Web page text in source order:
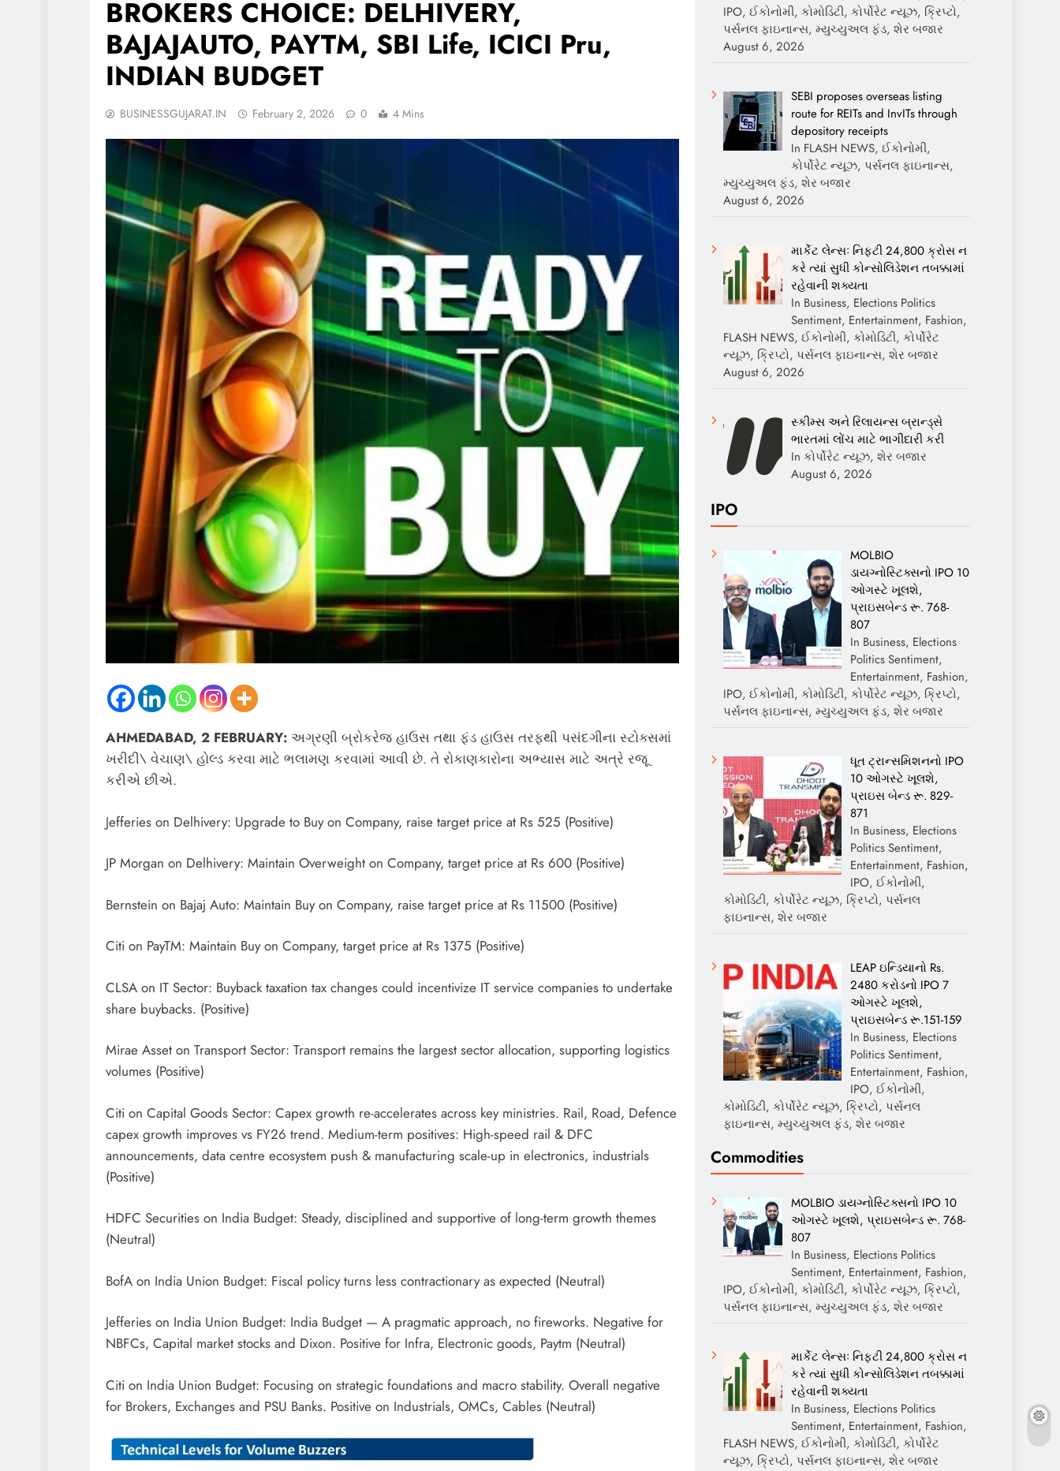
BROKERS CHOICE: DELHIVERY,
BAJAJAUTO, PAYTM, SBI Life, ICICI Pru,
INDIAN BUDGET
BUSINESSGUJARAT.IN February 2, 2026 0 4 Mins
AHMEDABAD, 2 FEBRUARY: અગ્રણી બ્રોકરેજ હાઉસ તથા ફંડ હાઉસ તરફથી પસંદગીના સ્ટોક્સમાં
ખરીદી\ વેચાણ\ હોલ્ડ કરવા માટે ભલામણ કરવામાં આવી છે. તે રોકાણકારોના અભ્યાસ માટે અત્રે રજૂ
કરીએ છીએ.
Jefferies on Delhivery: Upgrade to Buy on Company, raise target price at Rs 525 (Positive)
JP Morgan on Delhivery: Maintain Overweight on Company, target price at Rs 600 (Positive)
Bernstein on Bajaj Auto: Maintain Buy on Company, raise target price at Rs 11500 (Positive)
Citi on PayTM: Maintain Buy on Company, target price at Rs 1375 (Positive)
CLSA on IT Sector: Buyback taxation tax changes could incentivize IT service companies to undertake
share buybacks. (Positive)
Mirae Asset on Transport Sector: Transport remains the largest sector allocation, supporting logistics
volumes (Positive)
Citi on Capital Goods Sector: Capex growth re-accelerates across key ministries. Rail, Road, Defence
capex growth improves vs FY26 trend. Medium-term positives: High-speed rail & DFC
announcements, data centre ecosystem push & manufacturing scale-up in electronics, industrials
(Positive)
HDFC Securities on India Budget: Steady, disciplined and supportive of long-term growth themes
(Neutral)
BofA on India Union Budget: Fiscal policy turns less contractionary as expected (Neutral)
Jefferies on India Union Budget: India Budget — A pragmatic approach, no fireworks. Negative for
NBFCs, Capital market stocks and Dixon. Positive for Infra, Electronic goods, Paytm (Neutral)
Citi on India Union Budget: Focusing on strategic foundations and macro stability. Overall negative
for Brokers, Exchanges and PSU Banks. Positive on Industrials, OMCs, Cables (Neutral)
IPO, ઈકોનોમી, કોમોડિટી, કોર્પોરેટ ન્યૂઝ, ક્રિપ્ટો,
પર્સનલ ફાઇનાન્સ, મ્યુચ્યુઅલ ફંડ, શેર બજાર
August 6, 2026
SEBI proposes overseas listing
route for REITs and InvITs through
depository receipts
In FLASH NEWS, ઈકોનોમી,
કોર્પોરેટ ન્યૂઝ, પર્સનલ ફાઇનાન્સ,
મ્યુચ્યુઅલ ફંડ, શેર બજાર
August 6, 2026
માર્કેટ લેન્સઃ નિફ્ટી 24,800 ક્રોસ ન
કરે ત્યાં સુધી કોન્સોલિડેશન તબક્કામાં
રહેવાની શક્યતા
In Business, Elections Politics
Sentiment, Entertainment, Fashion,
FLASH NEWS, ઈકોનોમી, કોમોડિટી, કોર્પોરેટ
ન્યૂઝ, ક્રિપ્ટો, પર્સનલ ફાઇનાન્સ, શેર બજાર
August 6, 2026
સ્કીમ્સ અને રિલાયન્સ બ્રાન્ડ્સે
ભારતમાં લોંચ માટે ભાગીદારી કરી
In કોર્પોરેટ ન્યૂઝ, શેર બજાર
August 6, 2026
IPO
MOLBIO
ડાયગ્નોસ્ટિક્સનો IPO 10
ઓગસ્ટે ખૂલશે,
પ્રાઇસબેન્ડ રૂ. 768-
807
In Business, Elections
Politics Sentiment,
Entertainment, Fashion,
IPO, ઈકોનોમી, કોમોડિટી, કોર્પોરેટ ન્યૂઝ, ક્રિપ્ટો,
પર્સનલ ફાઇનાન્સ, મ્યુચ્યુઅલ ફંડ, શેર બજાર
ધૂત ટ્રાન્સમિશનનો IPO
10 ઓગસ્ટે ખૂલશે,
પ્રાઇસ બેન્ડ રૂ. 829-
871
In Business, Elections
Politics Sentiment,
Entertainment, Fashion,
IPO, ઈકોનોમી,
કોમોડિટી, કોર્પોરેટ ન્યૂઝ, ક્રિપ્ટો, પર્સનલ
ફાઇનાન્સ, શેર બજાર
LEAP ઇન્ડિયાનો Rs.
2480 કરોડનો IPO 7
ઓગસ્ટે ખૂલશે,
પ્રાઇસબેન્ડ રૂ.151-159
In Business, Elections
Politics Sentiment,
Entertainment, Fashion,
IPO, ઈકોનોમી,
કોમોડિટી, કોર્પોરેટ ન્યૂઝ, ક્રિપ્ટો, પર્સનલ
ફાઇનાન્સ, મ્યુચ્યુઅલ ફંડ, શેર બજાર
Commodities
MOLBIO ડાયગ્નોસ્ટિક્સનો IPO 10
ઓગસ્ટે ખૂલશે, પ્રાઇસબેન્ડ રૂ. 768-
807
In Business, Elections Politics
Sentiment, Entertainment, Fashion,
IPO, ઈકોનોમી, કોમોડિટી, કોર્પોરેટ ન્યૂઝ, ક્રિપ્ટો,
પર્સનલ ફાઇનાન્સ, મ્યુચ્યુઅલ ફંડ, શેર બજાર
માર્કેટ લેન્સઃ નિફ્ટી 24,800 ક્રોસ ન
કરે ત્યાં સુધી કોન્સોલિડેશન તબક્કામાં
રહેવાની શક્યતા
In Business, Elections Politics
Sentiment, Entertainment, Fashion,
FLASH NEWS, ઈકોનોમી, કોમોડિટી, કોર્પોરેટ
ન્યૂઝ, ક્રિપ્ટો, પર્સનલ ફાઇનાન્સ, શેર બજાર